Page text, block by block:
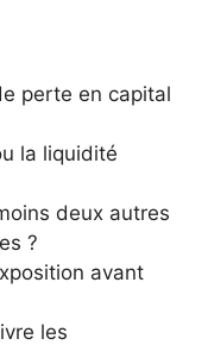
perte en capital
la liquidité
deux autres
?
avant
les